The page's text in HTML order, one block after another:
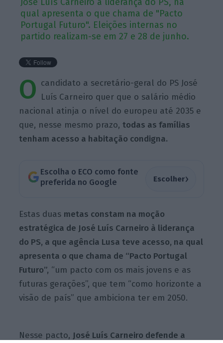
qual apresenta o que chama de "Pacto
Portugal Futuro". Eleições internas no
partido realizam-se em 27 e 28 de junho.
O candidato a secretário-geral do PS José
Luís Carneiro quer que o salário médio
nacional atinja o nível do europeu até 2035 e
que, nesse mesmo prazo,todas as famílias
tenham acesso a habitação condigna.
Escolha o ECO como fonte
preferida no Google
Escolher›
Estas duas metas constam na moção
estratégica de José Luís Carneiro à liderança
do PS, a que agência Lusa teve acesso, na qual
apresenta o que chama de “Pacto Portugal
Futuro”, “um pacto com os mais jovens e as
futuras gerações”, que tem “como horizonte a
visão de país” que ambiciona ter em 2050.
Nesse pacto, José Luís Carneiro defende a